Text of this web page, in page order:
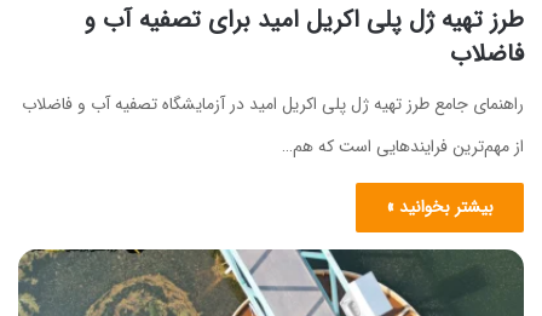
طرز تهیه ژل پلی اکریل امید برای تصفیه آب و
فاضلاب
راهنمای جامع طرز تهیه ژل پلی اکریل امید در آزمایشگاه تصفیه آب و فاضلاب
از مهم‌ترین فرایندهایی است که هم…
بیشتر بخوانید »